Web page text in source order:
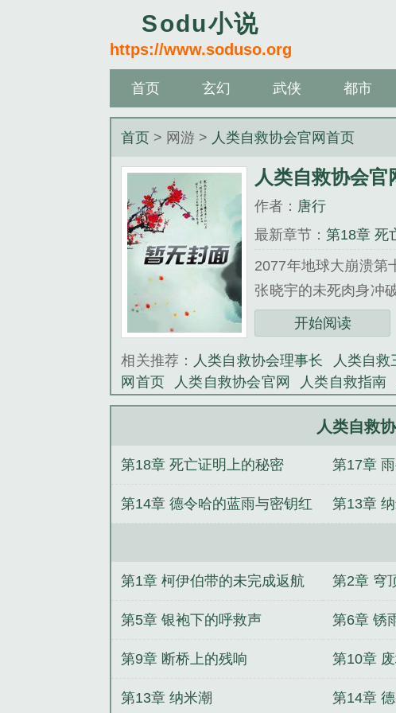
Sodu小说
https://www.soduso.org
首页 玄幻 武侠 都市
首页 > 网游 > 人类自救协会官网首页
人类自救协会官
作者： 唐行
最新章节：第18章 死
2077年地球大崩溃第
张晓宇的未死肉身冲
结外星势…...
《人类自救协会官网
开始阅读
相关推荐： 人类自救协会理事长 人类自救
网首页
人类自救协会官网 人类自救指南
渣系统动漫全集 烈吻难驯 重生千禧年，
深渊负累 白月
三，满仓抄底狂赚百亿 青溪暗火 顶级玩
人类自救
第18章 死亡证明上的秘密 第17章
第14章 德令哈的蓝雨与密钥红 第13章
第1章 柯伊伯带的未完成返航 第2章 穹
第5章 银袍下的呼救声 第6章 锈
标
第9章 断桥上的残响 第10章
第13章 纳米潮 第14章